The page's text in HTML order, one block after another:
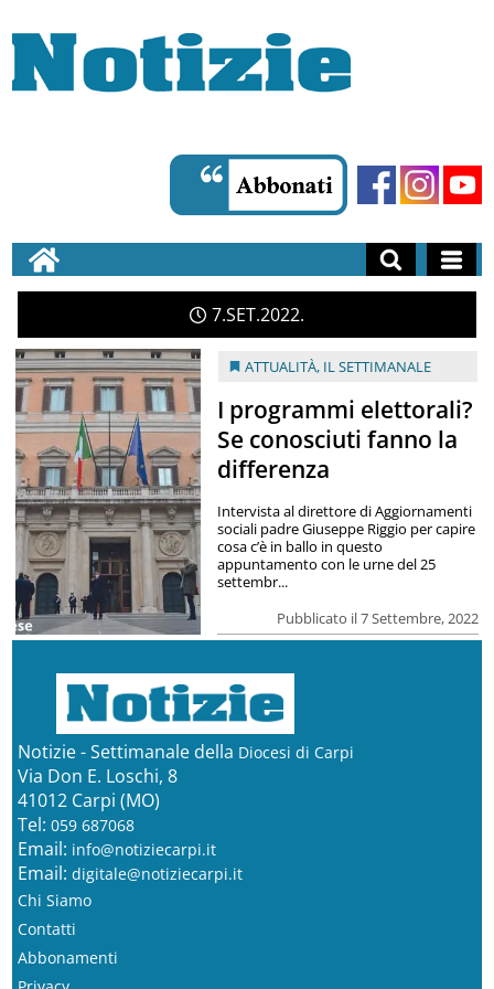
7SET2022
ATTUALITÀ, IL SETTIMANALE
I programmi elettorali?
Se conosciuti fanno la
differenza
Pubblicato il 7 Settembre, 2022
Intervista al direttore di Aggiornamenti
sociali padre Giuseppe Riggio per capire
cosa c’è in ballo in questo
appuntamento con le urne del 25
settembr...
Notizie - Settimanale della Diocesi di Carpi
Via Don E. Loschi, 8
41012 Carpi (MO)
Tel: 059 687068
Email: info@notiziecarpi.it
Email: digitale@notiziecarpi.it
Chi Siamo
Contatti
Abbonamenti